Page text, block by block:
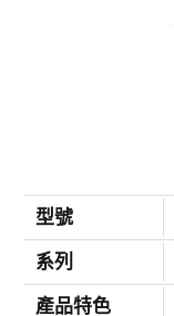
型號
系列
產品特色